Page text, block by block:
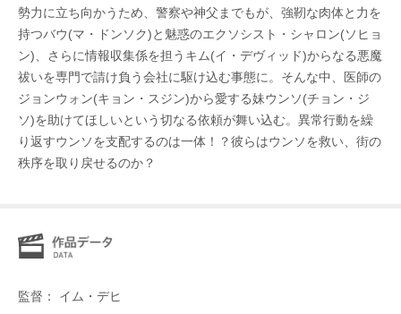
勢力に立ち向かうため、警察や神父までもが、強靭な肉体と力を
持つバウ(マ・ドンソク)と魅惑のエクソシスト・シャロン(ソヒョ
ン)、さらに情報収集係を担うキム(イ・デヴィッド)からなる悪魔
祓いを専門で請け負う会社に駆け込む事態に。そんな中、医師の
ジョンウォン(キョン・スジン)から愛する妹ウンソ(チョン・ジ
ソ)を助けてほしいという切なる依頼が舞い込む。異常行動を繰
り返すウンソを支配するのは一体！？彼らはウンソを救い、街の
秩序を取り戻せるのか？
監督： イム・デヒ